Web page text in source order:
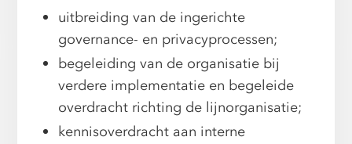
uitbreiding van de ingerichte
governance- en privacyprocessen;
begeleiding van de organisatie bij
verdere implementatie en begeleide
overdracht richting de lijnorganisatie;
kennisoverdracht aan interne